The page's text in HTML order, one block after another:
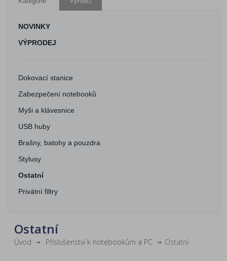
NOVINKY
VÝPRODEJ
Dokovací stanice
Zabezpečení notebooků
Myši a klávesnice
USB huby
Brašny, batohy a pouzdra
Stylusy
Ostatní
Privátní filtry
Ostatní
Úvod Příslušenství k notebookům a PC Ostatní